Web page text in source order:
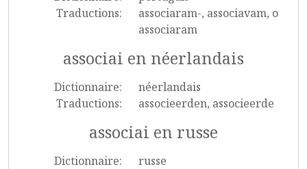
Traductions:
associaram-, associavam, o
associaram
associai en néerlandais
Dictionnaire:
néerlandais
Traductions:
associeerden, associeerde
associai en russe
Dictionnaire:
russe